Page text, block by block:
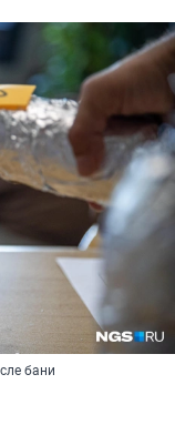
бани